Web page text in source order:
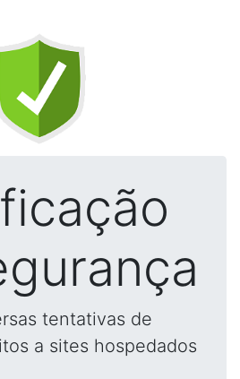
tentativas de
a sites hospedados